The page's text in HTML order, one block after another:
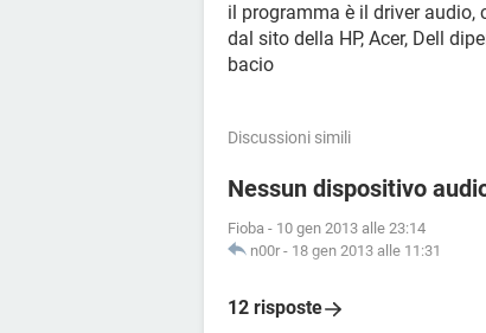
il programma è il driver audio,
dal sito della HP, Acer, Dell
bacio
Discussioni simili
Nessun dispositivo
Fioba - 10 gen 2013 alle 23:14
n00r - 18 gen 2013 alle 11:31
12 risposte